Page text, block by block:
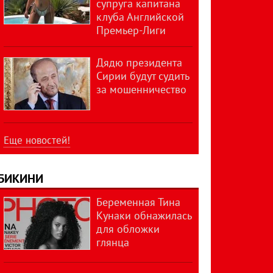
супруга капитана
клуба Английской
Премьер-Лиги
Дядю президента
Сирии будут судить
за мошенничество
Еще новостей!
Беременная Тина
Кунаки обнажилась
для обложки
глянца